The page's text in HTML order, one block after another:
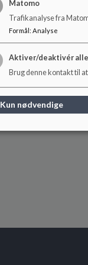
Matomo
Trafikanalyse fra
Formål: Analyse
Aktiver/deaktivér alle
Brug denne kontakt til
Kun nødvendige